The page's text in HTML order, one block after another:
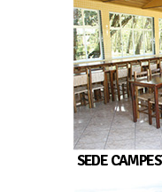
SEDE